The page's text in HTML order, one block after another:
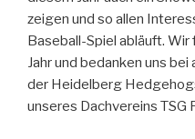
zeigen und so allen
Baseball-Spiel abläuft. Wir
Jahr und bedanken uns
der Heidelberg
unseres Dachvereins TSG